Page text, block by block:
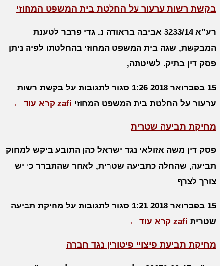
בקשת רשות ערעור על החלטת בית המשפט המחוזי
רע”א 3233/14 אביבה בראודה נ. גדי פרבר לטענת
המבקשת, שגה בית המשפט המחוזי בהחלטתו לפיה ניתן
פסק דין בתיק. לשיטתה,
15 בפברואר 2018 1:26 סגור לתגובות על בקשת רשות
ערעור על החלטת בית המשפט המחוזי zafi קרא עוד ←
מחיקת תביעה שטרית
פסק דין משה אזולאי נגד ישראל כהן התובע ביקש למחוק
תביעה, שהחלה כתביעה שטרית, לאחר שהתברר כי יש
צורך לצרף
15 בפברואר 2018 1:21 סגור לתגובות על מחיקת תביעה
שטרית zafi קרא עוד ←
מחיקת תביעת פיצויי פיטורין נגד חברה